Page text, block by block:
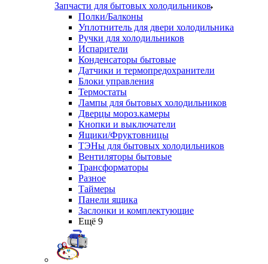
Запчасти для бытовых холодильников
Полки/Балконы
Уплотнитель для двери холодильника
Ручки для холодильников
Испарители
Конденсаторы бытовые
Датчики и термопредохранители
Блоки управления
Термостаты
Лампы для бытовых холодильников
Дверцы мороз.камеры
Кнопки и выключатели
Ящики/Фруктовницы
ТЭНы для бытовых холодильников
Вентиляторы бытовые
Трансформаторы
Разное
Таймеры
Панели ящика
Заслонки и комплектующие
Ещё 9